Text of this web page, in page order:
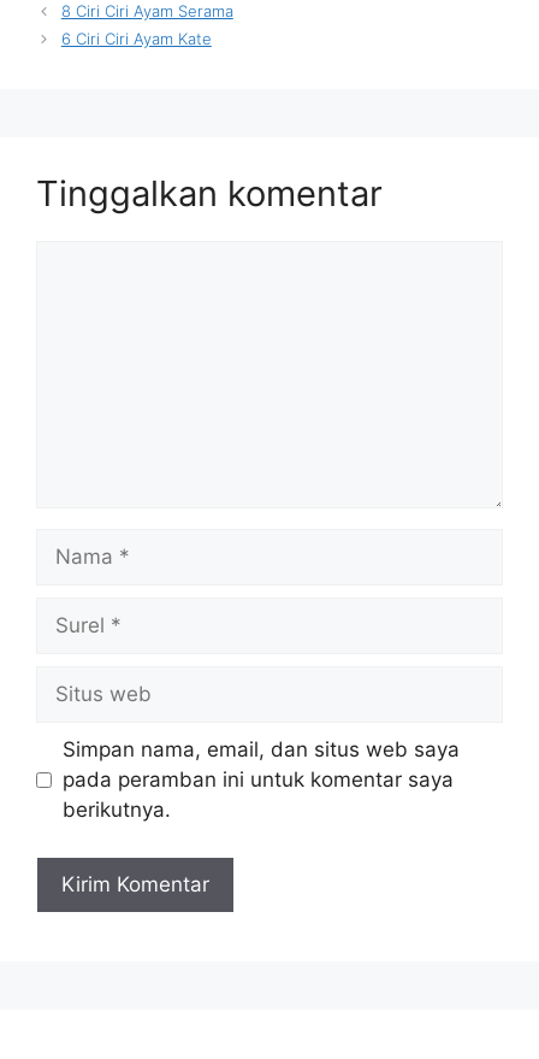
8 Ciri Ciri Ayam Serama
6 Ciri Ciri Ayam Kate
Tinggalkan komentar
Nama
Surel
Situs
web
Simpan nama, email, dan situs web saya
pada peramban ini untuk komentar saya
berikutnya.